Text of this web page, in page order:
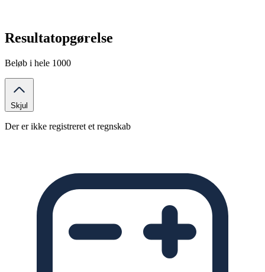
Resultatopgørelse
Beløb i hele 1000
Skjul
Der er ikke registreret et regnskab